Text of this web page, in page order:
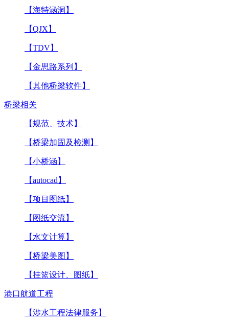
【海特涵洞】
【QJX】
【TDV】
【金思路系列】
【其他桥梁软件】
桥梁相关
【规范、技术】
【桥梁加固及检测】
【小桥涵】
【autocad】
【项目图纸】
【图纸交流】
【水文计算】
【桥梁美图】
【挂篮设计、图纸】
港口航道工程
【涉水工程法律服务】